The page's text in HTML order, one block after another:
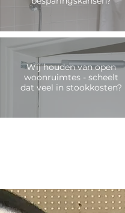
Wij houden van open
woonruimtes - scheelt
dat veel in stookkosten?